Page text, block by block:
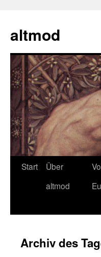
springen
altmod
Start
Über
altmod
Archiv des